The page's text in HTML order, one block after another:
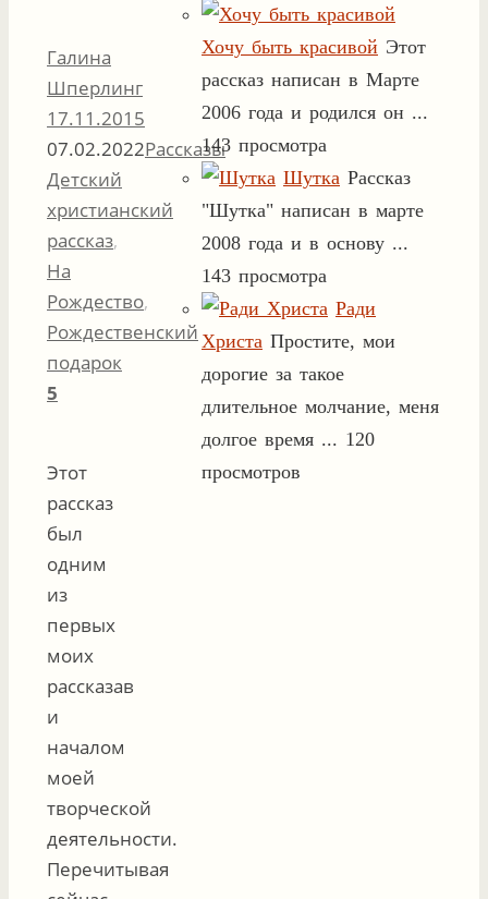
Галина
Шперлинг
17.11.2015
07.02.2022Рассказы
Детский
христианский
рассказ,
На
Рождество,
Рождественский
подарок
5
Этот
рассказ
был
одним
из
первых
моих
рассказав
и
началом
моей
творческой
деятельности.
Перечитывая
Хочу быть красивой Этот
рассказ написан в Марте
2006 года и родился он ...
143 просмотра
Шутка Рассказ
"Шутка" написан в марте
2008 года и в основу ...
143 просмотра
Ради
Христа Простите, мои
дорогие за такое
длительное молчание, меня
долгое время ... 120
просмотров